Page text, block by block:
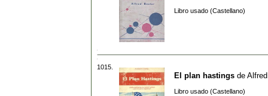
Libro usado (Castellano)
1015.
El plan hastings de
Libro usado (Castellano)